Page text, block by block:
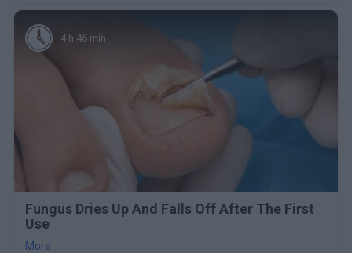
4 h 46 min
Fungus Dries Up And Falls Off After The First
Use
More